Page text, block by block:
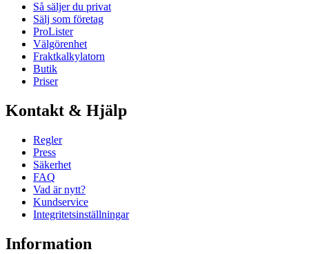
Så säljer du privat
Sälj som företag
ProLister
Välgörenhet
Fraktkalkylatorn
Butik
Priser
Kontakt & Hjälp
Regler
Press
Säkerhet
FAQ
Vad är nytt?
Kundservice
Integritetsinställningar
Information